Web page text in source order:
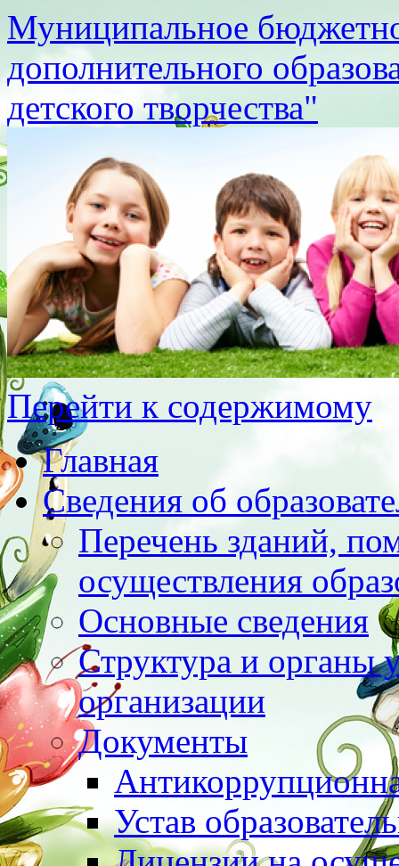
Муниципальное
дополнительного
детского творчества"
Перейти к содержимому
Главная
Сведения об
Перечень зданий,
осуществления
Основные сведения
Структура и органы
организации
Документы
Устав